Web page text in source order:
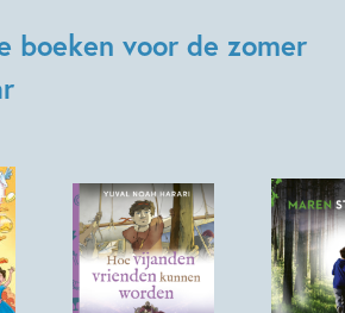
boeken voor de zomer